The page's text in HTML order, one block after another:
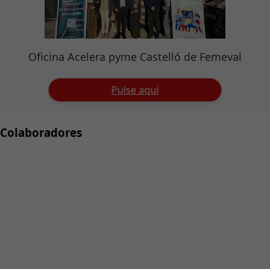
Oficina Acelera pyme Castelló de Femeval
Pulse aquí
Colaboradores